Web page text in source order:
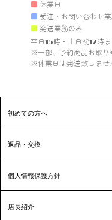
■ 休業日
■ 受注・お問い合わせ
■ 発送業務のみ
平日15時・土日祝12時
※一部、予約商品お取り
※休業日は発送致しませ
初めての方へ
返品・交換
個人情報保護方針
店長紹介